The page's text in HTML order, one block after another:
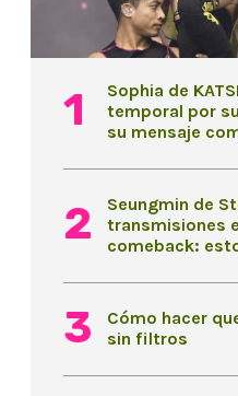
Sophia de
temporal por
su mensaje
Seungmin de
transmisiones
comeback:
Cómo hacer
sin filtros